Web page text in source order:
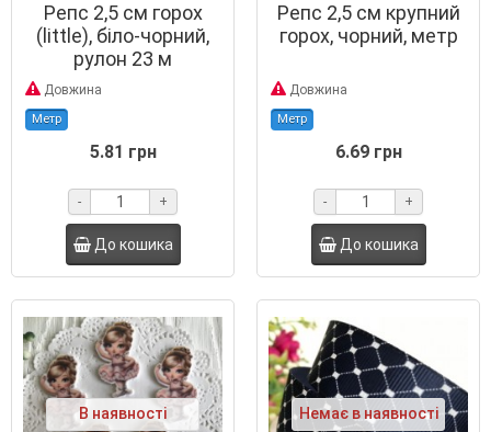
Репс 2,5 см горох
(little), біло-чорний,
рулон 23 м
Довжина
Метр
5.81 грн
- +
До кошика
Репс 2,5 см крупний
горох, чорний, метр
Довжина
Метр
6.69 грн
- +
До кошика
В наявності Немає в наявності